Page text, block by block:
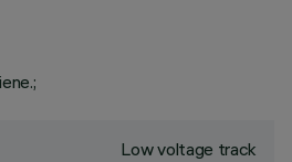
Low voltage track